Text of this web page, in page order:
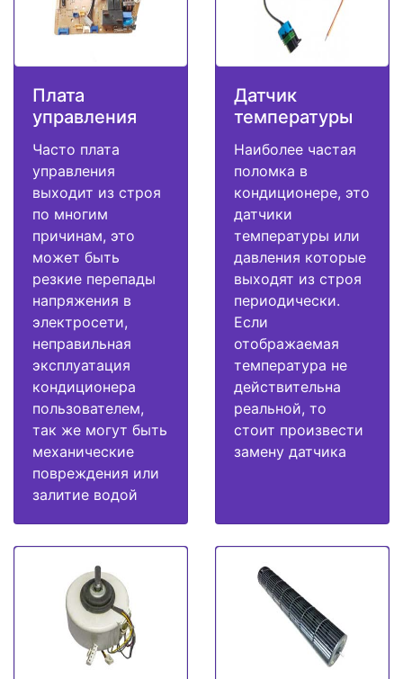
Плата
управления
Часто плата
управления
выходит из строя
по многим
причинам, это
может быть
резкие перепады
напряжения в
электросети,
неправильная
эксплуатация
кондиционера
пользователем,
так же могут быть
механические
повреждения или
залитие водой
Датчик
температуры
Наиболее частая
поломка в
кондиционере, это
датчики
температуры или
давления которые
выходят из строя
периодически.
Если
отображаемая
температура не
действительна
реальной, то
стоит произвести
замену датчика